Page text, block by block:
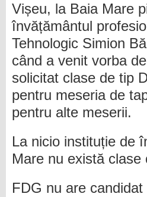
Vișeu, la Baia Mare
învățământul
Tehnologic Simion
când a venit vorba
solicitat clase de tip
pentru meseria de
pentru alte meserii.
La nicio instituție de
Mare nu există
FDG nu are